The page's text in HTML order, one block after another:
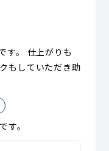
す。 仕上がりも
もしていただき助
す。